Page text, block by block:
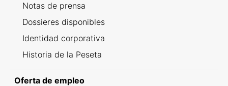
Notas de prensa
Dossieres disponibles
Identidad corporativa
Historia de la Peseta
Oferta de empleo